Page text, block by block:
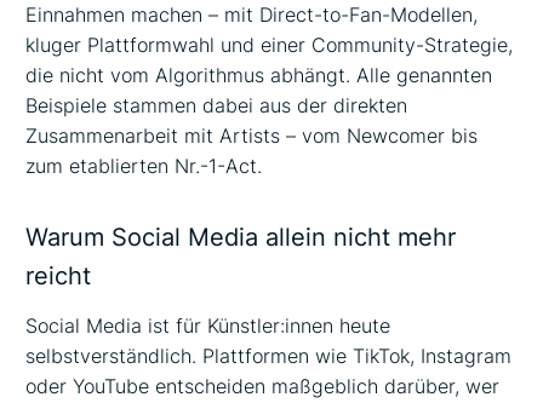
Einnahmen machen – mit Direct-to-Fan-Modellen,
kluger Plattformwahl und einer Community-Strategie,
die nicht vom Algorithmus abhängt. Alle genannten
Beispiele stammen dabei aus der direkten
Zusammenarbeit mit Artists – vom Newcomer bis
zum etablierten Nr.-1-Act.
Warum Social Media allein nicht mehr
reicht
Social Media ist für Künstler:innen heute
selbstverständlich. Plattformen wie TikTok, Instagram
oder YouTube entscheiden maßgeblich darüber, wer